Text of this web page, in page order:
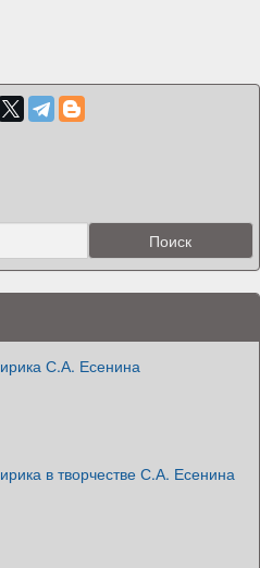
С.А. Есенина
в творчестве С.А. Есенина